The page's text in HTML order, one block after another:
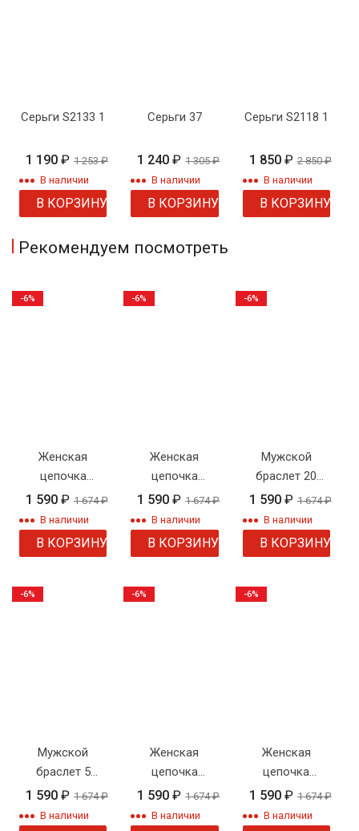
Серьги S2133 1
1 190 ₽ 1 253₽
В наличии
В КОРЗИНУ
Серьги 37
1 240₽ 1 305₽
В наличии
В КОРЗИНУ
Серьги S2118 1
1 850 ₽ 2 850₽
В наличии
В КОРЗИНУ
Рекомендуем посмотреть
Женская
цепочка
плетения
"Панцирное" с
рисунком
1 590 ₽ 1 674₽
В наличии
В КОРЗИНУ
-6%
Женская
цепочка
плетения
"Веревка"
1 590₽ 1 674₽
В наличии
В КОРЗИНУ
-6%
Мужской
браслет 20
колос
1 590 ₽ 1 674₽
В наличии
В КОРЗИНУ
-6%
Мужской
браслет 5
Веревка
1 590 ₽ 1 674₽
В наличии
-6%
Женская
цепочка
плетения
"Двойной
1 590₽ 1 674₽
В наличии
-6%
Женская
цепочка
плетения
"Шнурок"
1 590 ₽ 1 674₽
В наличии
-6%